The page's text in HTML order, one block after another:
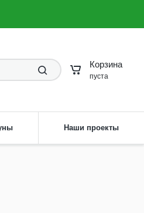
Корзина
пуста
Наши проекты